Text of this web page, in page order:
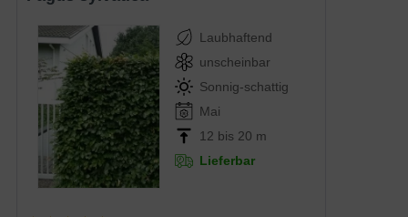
Laubhaftend
unscheinbar
Sonnig-schattig
Mai
12 bis 20 m
Lieferbar